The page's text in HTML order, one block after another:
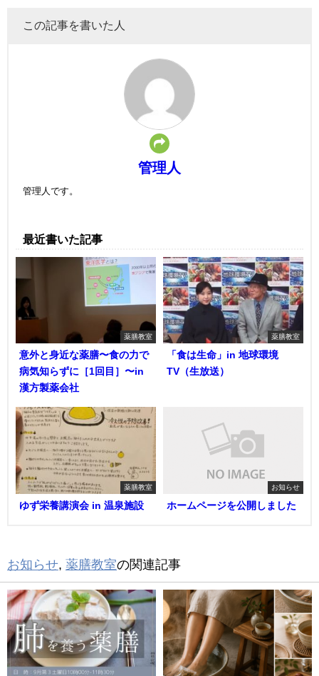
この記事を書いた人
管理人
管理人です。
最近書いた記事
薬膳教室
意外と身近な薬膳〜食の力で
病気知らずに［1回目］〜in
漢方製薬会社
薬膳教室
「食は生命」in 地球環境
TV（生放送）
薬膳教室
ゆず栄養講演会 in 温泉施設
お知らせ
ホームページを公開しました
お知らせ, 薬膳教室の関連記事